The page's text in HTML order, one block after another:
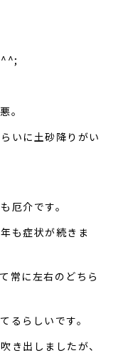
^^;
。
いに土砂降りがい
厄介です。
も症状が続きま
常に左右のどちら
るらしいです。
き出しましたが、